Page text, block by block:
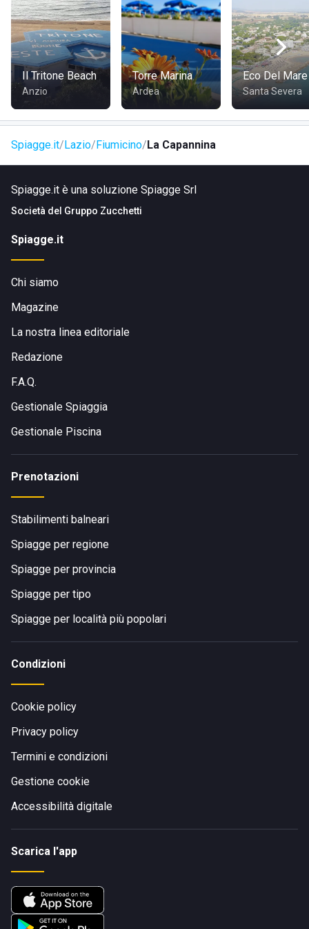
attività sportive;
bar, ristorante;
wi-fi gratuito.
DOVE SI TROVA LA CAPANNINA
La struttura è situata presso Viale dei Monti dell'Ara, a
Maccarese, in provincia di Roma.
Si può accedere allo stabilimento tramite il lungomare,
dunque si trova nelle vicinanze del centro abitato; è
mezzi pubblici.
Il Tritone Beach
Anzio
Torre Marina
Ardea
Eco Del Mare
Santa Severa
Spiagge.it Lazio Fiumicino La Capannina
Spiagge.it è una soluzione Spiagge Srl
Società del Gruppo Zucchetti
Spiagge.it
Chi siamo
Magazine
La nostra linea editoriale
Redazione
F.A.Q.
Gestionale Spiaggia
Gestionale Piscina
Prenotazioni
Stabilimenti balneari
Spiagge per regione
Spiagge per provincia
Spiagge per tipo
Spiagge per località più popolari
Condizioni
Cookie policy
Privacy policy
Termini e condizioni
Gestione cookie
Accessibilità digitale
Scarica l'app